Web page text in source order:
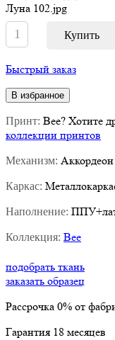
Луна 102.jpg
Быстрый заказ
В избранное
Принт: Bee? Хотите
коллекции принтов
Механизм: Аккордеон
Каркас:
Наполнение:
Коллекция: Bee
подобрать ткань
заказать образец
Рассрочка 0% от
Гарантия 18 месяцев